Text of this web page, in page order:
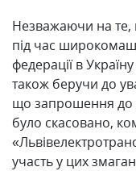
Незважаючи на
під час
федерації в
також беручи до
що запрошення до
було скасовано,
участь у цих